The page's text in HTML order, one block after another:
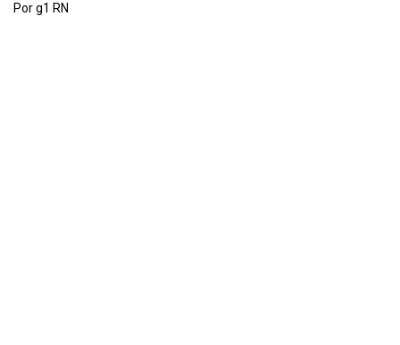
Por g1 RN